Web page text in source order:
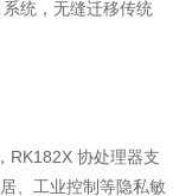
统，无缝迁移传统
RK182X 协处理器支
、工业控制等隐私敏